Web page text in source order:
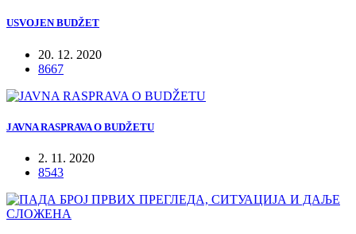
USVOJEN BUDŽET
20. 12. 2020
8667
JAVNA RASPRAVA O BUDŽETU
2. 11. 2020
8543